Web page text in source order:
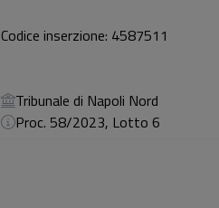
Codice inserzione: 4587511
Tribunale di Napoli Nord
Proc. 58/2023, Lotto 6